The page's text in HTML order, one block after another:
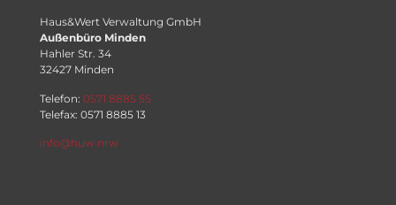
Haus&Wert Verwaltung GmbH
Außenbüro Minden
Hahler Str. 34
32427 Minden
Telefon: 0571 8885 55
Telefax: 0571 8885 13
info@huw.nrw